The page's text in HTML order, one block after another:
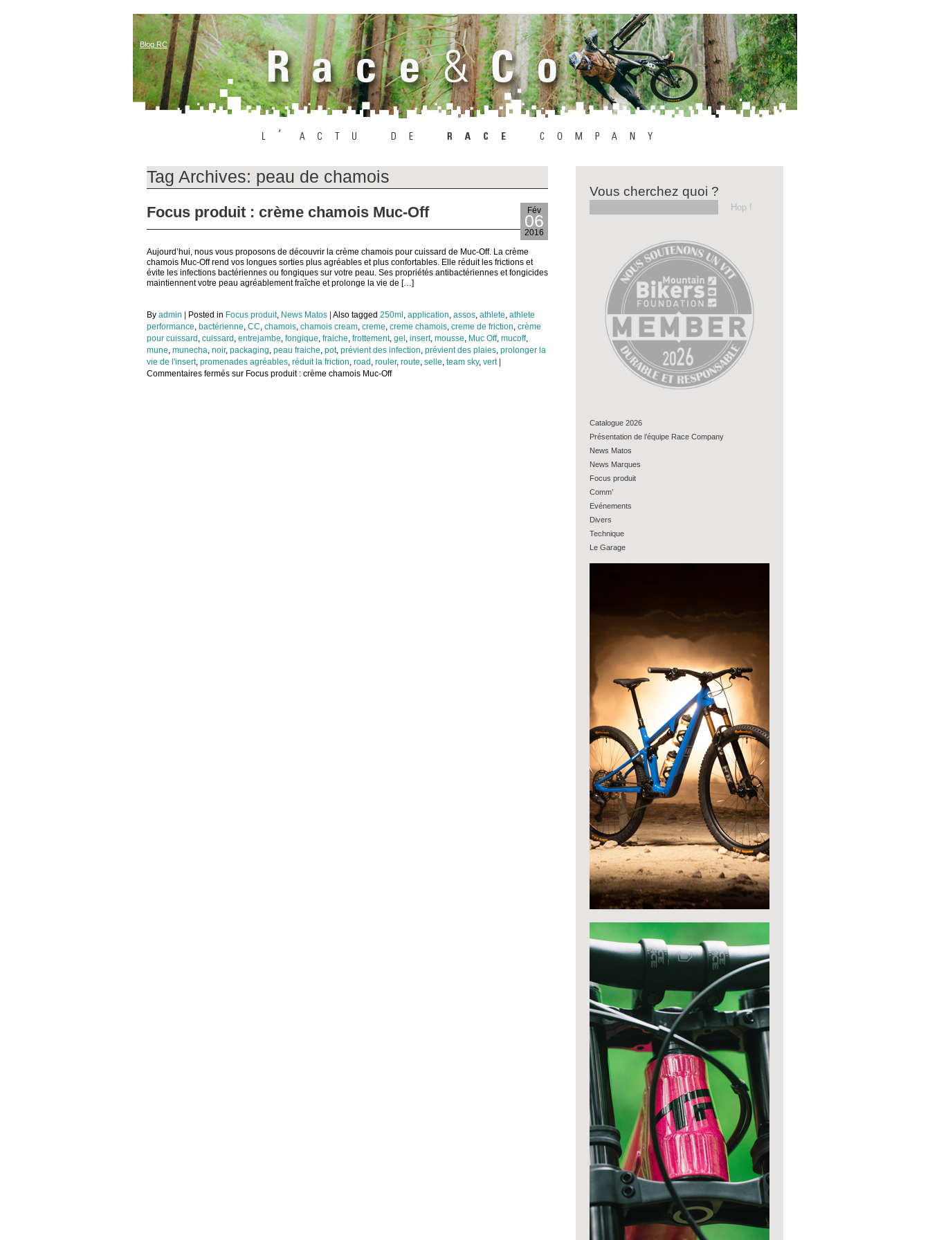
Blog RC
Tag Archives: peau de chamois
Fév
06
2016
Focus produit : crème chamois Muc-Off
Aujourd’hui, nous vous proposons de découvrir la crème chamois pour cuissard de Muc-Off. La crème
chamois Muc-Off rend vos longues sorties plus agréables et plus confortables. Elle réduit les frictions et
évite les infections bactériennes ou fongiques sur votre peau. Ses propriétés antibactériennes et fongicides
maintiennent votre peau agréablement fraîche et prolonge la vie de […]
By admin Posted in Focus produit, News Matos Also tagged 250ml , application, assos, athlete, athlete
performance, bactérienne, CC, chamois, chamois cream, creme, creme chamois, creme de friction, crème
pour cuissard , cuissard , entrejambe, fongique, fraiche, frottement, gel , insert, mousse, Muc Off, mucoff,
mune, munecha, noir, packaging, peau fraiche, pot, prévient des infection, prévient des plaies, prolonger la
vie de l'insert, promenades agréables, réduit la friction, road , rouler, route, selle, team sky, vert
Commentaires fermés sur Focus produit : crème chamois Muc-Off
Vous cherchez quoi ?
Catalogue 2026
Présentation de l’équipe Race Company
News Matos
News Marques
Focus produit
Comm’
Evénements
Divers
Technique
Le Garage